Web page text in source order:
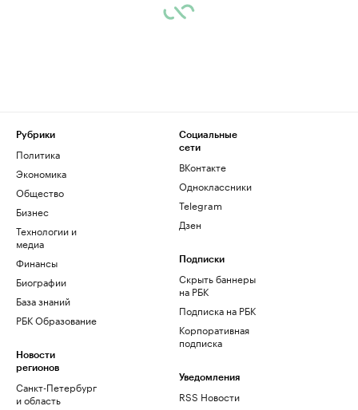
Рубрики
Политика
Экономика
Общество
Бизнес
Технологии и
медиа
Финансы
Биографии
База знаний
РБК Образование
Новости
регионов
Санкт-Петербург
и область
Социальные
сети
ВКонтакте
Одноклассники
Telegram
Дзен
Подписки
Скрыть баннеры
на РБК
Подписка на РБК
Корпоративная
подписка
Уведомления
RSS Новости